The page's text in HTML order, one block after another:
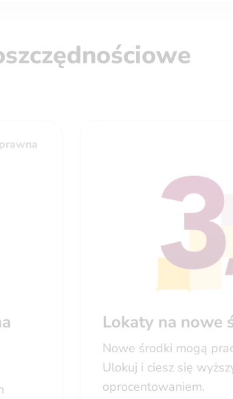
Lokaty na nowe
Nowe środki mogą
Ulokuj i ciesz się
oprocentowaniem.